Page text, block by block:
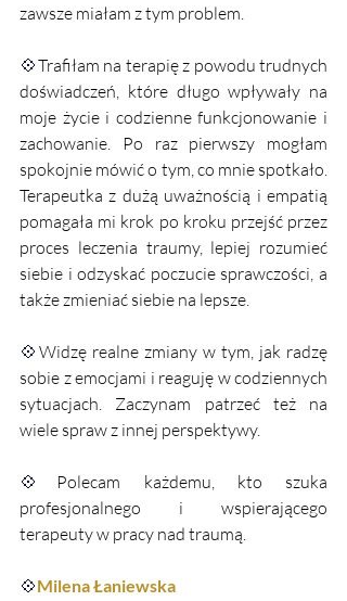
zawsze miałam z tym problem.
💠Trafiłam na terapię z powodu trudnych
doświadczeń, które długo wpływały na
moje życie i codzienne funkcjonowanie i
zachowanie. Po raz pierwszy mogłam
spokojnie mówić o tym, co mnie spotkało.
Terapeutka z dużą uważnością i empatią
pomagała mi krok po kroku przejść przez
proces leczenia traumy, lepiej rozumieć
siebie i odzyskać poczucie sprawczości, a
także zmieniać siebie na lepsze.
💠 Widzę realne zmiany w tym, jak radzę
sobie z emocjami i reaguję w codziennych
sytuacjach. Zaczynam patrzeć też na
wiele spraw z innej perspektywy.
💠 Polecam każdemu, kto szuka
profesjonalnego i wspierającego
terapeuty w pracy nad traumą.
💠Milena Łaniewska